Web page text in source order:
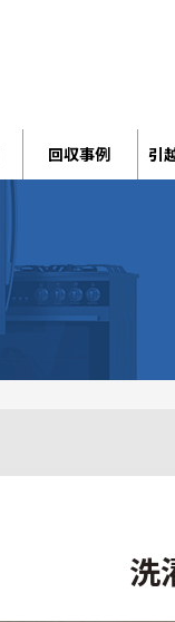
回収事例 引
洗